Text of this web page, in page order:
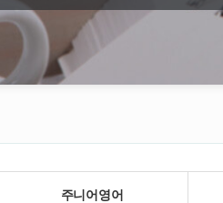
주니어영어